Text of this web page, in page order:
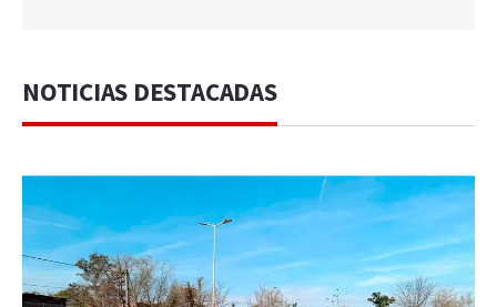
NOTICIAS DESTACADAS